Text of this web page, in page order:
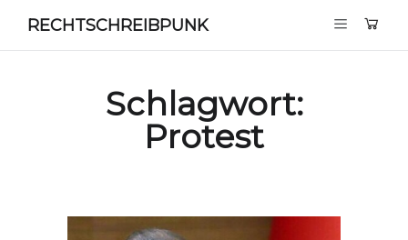
RECHTSCHREIBPUNK
Schlagwort:
Protest